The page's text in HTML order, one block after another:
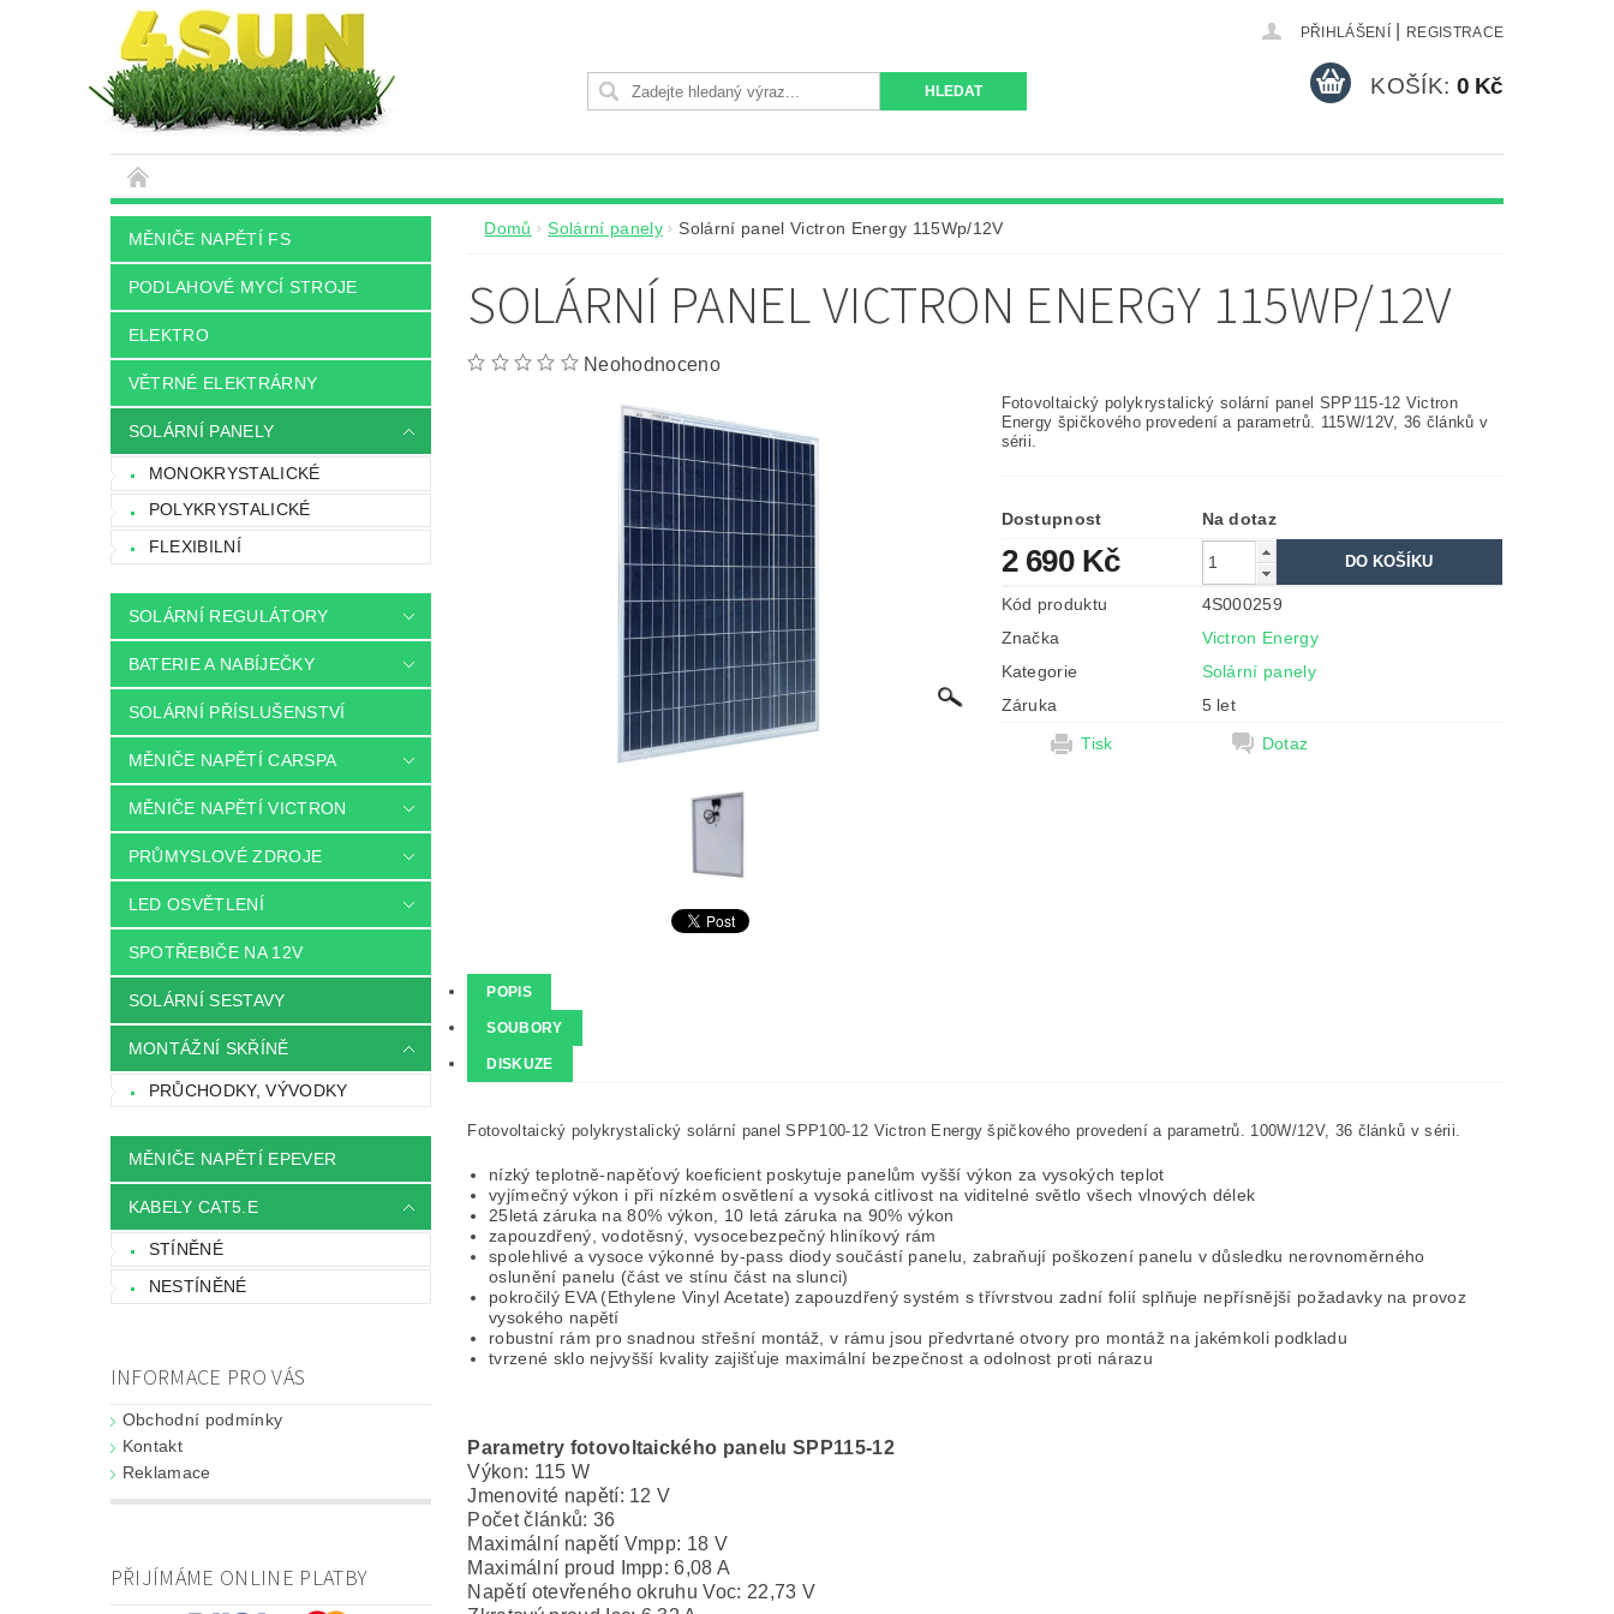
PŘIHLÁŠENÍ REGISTRACE
KOŠÍK: 0 Kč
MĚNIČE NAPĚTÍ FS
PODLAHOVÉ MYCÍ STROJE
ELEKTRO
VĚTRNÉ ELEKTRÁRNY
SOLÁRNÍ PANELY
MONOKRYSTALICKÉ
POLYKRYSTALICKÉ
FLEXIBILNÍ
SOLÁRNÍ REGULÁTORY
BATERIE A NABÍJEČKY
SOLÁRNÍ PŘÍSLUŠENSTVÍ
MĚNIČE NAPĚTÍ CARSPA
MĚNIČE NAPĚTÍ VICTRON
PRŮMYSLOVÉ ZDROJE
LED OSVĚTLENÍ
SPOTŘEBIČE NA 12V
SOLÁRNÍ SESTAVY
MONTÁŽNÍ SKŘÍNĚ
PRŮCHODKY, VÝVODKY
MĚNIČE NAPĚTÍ EPEVER
KABELY CAT5.E
STÍNĚNÉ
NESTÍNĚNÉ
INFORMACE PRO VÁS
Obchodní podmínky
Kontakt
Reklamace
PŘIJÍMÁME ONLINE PLATBY
Domů Solární panely Solární panel Victron Energy 115Wp/12V
SOLÁRNÍ PANEL VICTRON ENERGY 115WP/12V
Neohodnoceno
Fotovoltaický polykrystalický solární panel SPP115-12 Victron
Energy špičkového provedení a parametrů. 115W/12V, 36 článků v
sérii.
Dostupnost Na dotaz
2 690 Kč
Kód produktu
4S000259
Značka
Victron Energy
Kategorie
Solární panely
Záruka
5 let
Tisk
Dotaz
POPIS
SOUBORY
DISKUZE
Fotovoltaický polykrystalický solární panel SPP100-12 Victron Energy špičkového provedení a parametrů. 100W/12V, 36 článků v sérii.
nízký teplotně-napěťový koeficient poskytuje panelům vyšší výkon za vysokých teplot
vyjímečný výkon i při nízkém osvětlení a vysoká citlivost na viditelné světlo všech vlnových délek
25letá záruka na 80% výkon, 10 letá záruka na 90% výkon
zapouzdřený, vodotěsný, vysocebezpečný hliníkový rám
spolehlivé a vysoce výkonné by-pass diody součástí panelu, zabraňují poškození panelu v důsledku nerovnoměrného
oslunění panelu (část ve stínu část na slunci)
pokročilý EVA (Ethylene Vinyl Acetate) zapouzdřený systém s třívrstvou zadní folií splňuje nepřísnější požadavky na provoz
vysokého napětí
robustní rám pro snadnou střešní montáž, v rámu jsou předvrtané otvory pro montáž na jakémkoli podkladu
tvrzené sklo nejvyšší kvality zajišťuje maximální bezpečnost a odolnost proti nárazu
Parametry fotovoltaického panelu SPP115-12
Výkon: 115 W
Jmenovité napětí: 12 V
Počet článků: 36
Maximální napětí Vmpp: 18 V
Maximální proud Impp: 6,08 A
Napětí otevřeného okruhu Voc: 22,73 V